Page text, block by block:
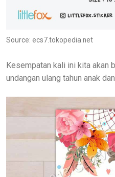
Source: ecs7.tokopedia.net
Kesempatan kali ini kita akan
undangan ulang tahun anak